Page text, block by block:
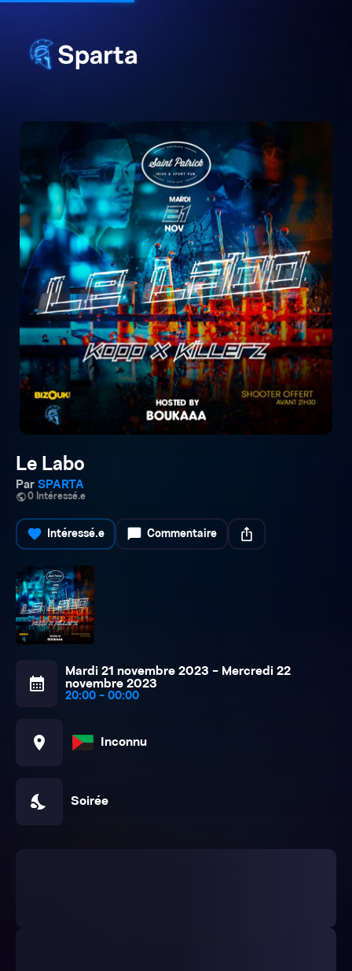
Le Labo
Par SPARTA
public0 Intéressé.e
favorite Intéressé.e chat_bubble Commentaire ios_share
calendar_month
Mardi 21 novembre 2023 - Mercredi 22
novembre 2023
20:00 - 00:00
location_on Inconnu
nights_stay Soirée